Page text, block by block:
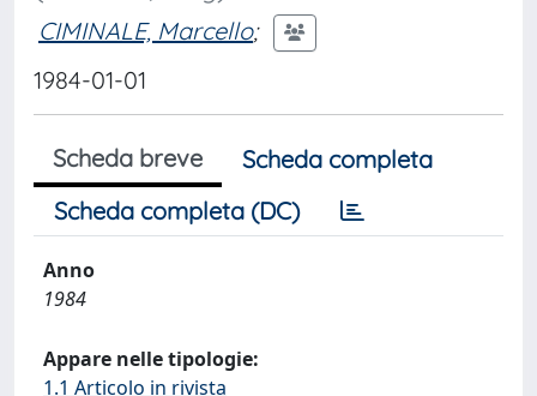
CIMINALE, Marcello;
1984-01-01
Scheda breve
Scheda completa
Scheda completa (DC)
Anno
1984
Appare nelle tipologie:
1.1 Articolo in rivista